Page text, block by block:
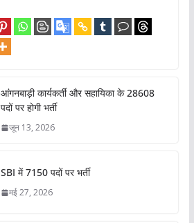
आंगनबाड़ी कार्यकर्ती और सहायिका के 28608
पदों पर होगी भर्ती
जून 13, 2026
SBI में 7150 पदों पर भर्ती
मई 27, 2026